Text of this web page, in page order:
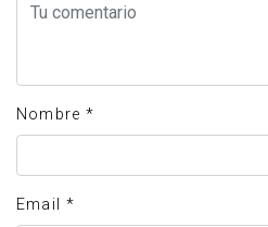
Nombre *
Email *